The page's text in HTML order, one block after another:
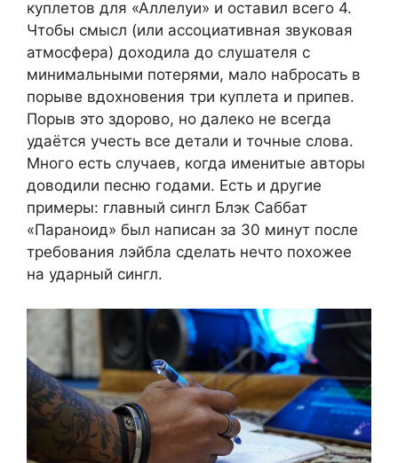
куплетов для «Аллелуи» и оставил всего 4.
Чтобы смысл (или ассоциативная звуковая
атмосфера) доходила до слушателя с
минимальными потерями, мало набросать в
порыве вдохновения три куплета и припев.
Порыв это здорово, но далеко не всегда
удаётся учесть все детали и точные слова.
Много есть случаев, когда именитые авторы
доводили песню годами. Есть и другие
примеры: главный сингл Блэк Саббат
«Параноид» был написан за 30 минут после
требования лэйбла сделать нечто похожее
на ударный сингл.